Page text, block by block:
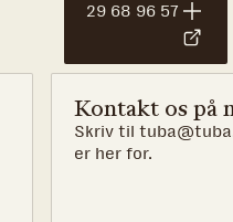
29 68 96 57
Kontakt os på
Skriv til
er her for.